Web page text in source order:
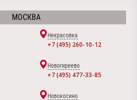
МОСКВА
Некрасовка
+7 (495) 260-10-12
Новогиреево
+7 (495) 477-33-85
Новокосино